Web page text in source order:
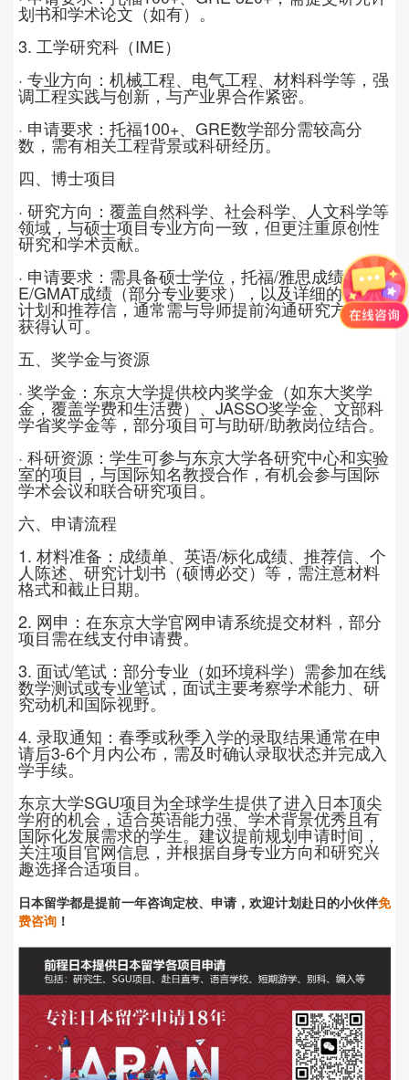
划书和学术论文（如有）。
3. 工学研究科（IME）
· 专业方向：机械工程、电气工程、材料科学等，强
调工程实践与创新，与产业界合作紧密。
· 申请要求：托福100+、 GRE数学部分需较高分
数，需有相关工程背景或科研经历。
四、博士项目
· 研究方向：覆盖自然科学、社会科学、人文科学等
领域，与硕士项目专业方向一致，但更注重原创性
研究和学术贡献。
· 申请要求：需具备硕士学位，托福/雅思成绩、GR
E/GMAT成绩（部分专业要求），以及详细的研究
计划和推荐信，通常需与导师提前沟通研究方向并
获得认可。
五、奖学金与资源
· 奖学金：东京大学提供校内奖学金（如东大奖学
金，覆盖学费和生活费）、JASSO奖学金、文部科
学省奖学金等，部分项目可与助研/助教岗位结合。
· 科研资源：学生可参与东京大学各研究中心和实验
室的项目，与国际知名教授合作，有机会参与国际
学术会议和联合研究项目。
六、申请流程
1. 材料准备：成绩单、英语/标化成绩、推荐信、个
人陈述、研究计划书（硕博必交）等，需注意材料
格式和截止日期。
2. 网申：在东京大学官网申请系统提交材料，部分
项目需在线支付申请费。
3. 面试/笔试：部分专业（如环境科学）需参加在线
数学测试或专业笔试，面试主要考察学术能力、研
究动机和国际视野。
4. 录取通知：春季或秋季入学的录取结果通常在申
请后3-6个月内公布，需及时确认录取状态并完成入
学手续。
东京大学SGU项目为全球学生提供了进入日本顶尖
学府的机会，适合英语能力强、学术背景优秀且有
国际化发展需求的学生。建议提前规划申请时间，
关注项目官网信息，并根据自身专业方向和研究兴
趣选择合适项目。
日本留学都是提前一年咨询定校、申请，欢迎计划赴日的小伙伴免
费咨询 ！